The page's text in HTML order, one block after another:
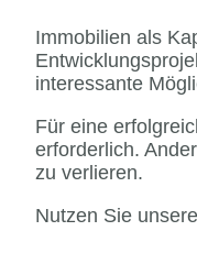
Immobilien als
interessante
Für eine
erforderlich.
zu verlieren.
Nutzen Sie